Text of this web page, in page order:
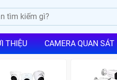
THIỆU CAMERA QUAN SÁT